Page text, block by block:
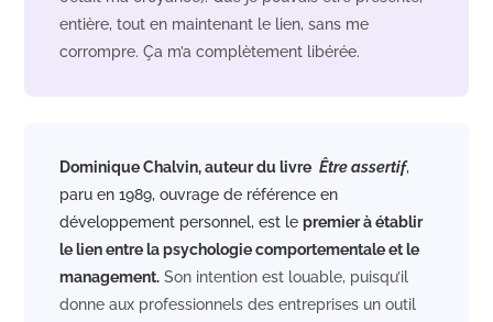
entière, tout en maintenant le lien, sans me
corrompre. Ça m’a complètement libérée.
Dominique Chalvin, auteur du livre Être assertif,
paru en 1989, ouvrage de référence en
développement personnel, est lepremier à établir
le lien entre la psychologie comportementale et le
management. Son intention est louable, puisqu’il
donne aux professionnels des entreprises un outil